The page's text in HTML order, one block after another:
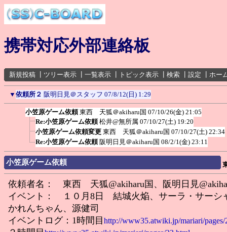
携帯対応外部連絡板
新規投稿 ツリー表示 一覧表示 トピック表示 検索 設定 ホー
▼ 依頼所２ 阪明日見＠スタッフ 07/8/12(日) 1:29
小笠原ゲーム依頼 東西 天狐＠akiharu国 07/10/26(金) 21:05
Re:小笠原ゲーム依頼 松井@無所属 07/10/27(土) 19:20
小笠原ゲーム依頼変更 東西 天狐＠akiharu国 07/10/27(土) 22:34
Re:小笠原ゲーム依頼 阪明日見＠akiharu国 08/2/1(金) 23:11
小笠原ゲーム依頼
依頼者名： 東西 天狐@akiharu国、阪明日見
イベント： １０月8日 結城火焔、サーラ・サーシ
かれんちゃん、源健司
イベントログ：1時間目http://www35.atwiki.jp/mariari/pages/